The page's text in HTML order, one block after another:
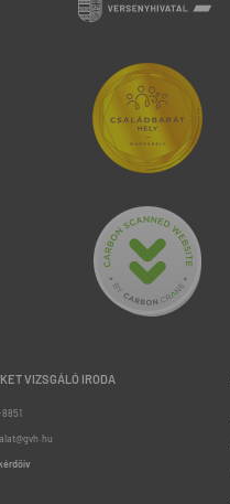
VIZSGÁLÓ IRODA